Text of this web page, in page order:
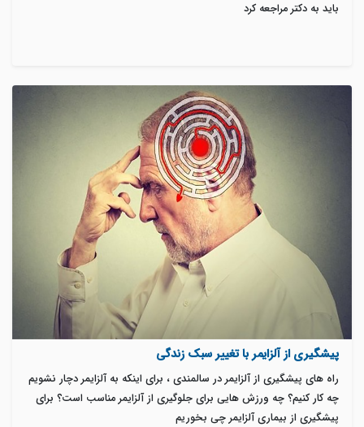
باید به دکتر مراجعه کرد
پیشگیری از آلزایمر با تغییر سبک زندگی
راه های پیشگیری از آلزایمر در سالمندی ، برای اینکه به آلزایمر دچار نشویم
چه کار کنیم؟ چه ورزش هایی برای جلوگیری از آلزایمر مناسب است؟ برای
پیشگیری از بیماری آلزایمر چی بخوریم